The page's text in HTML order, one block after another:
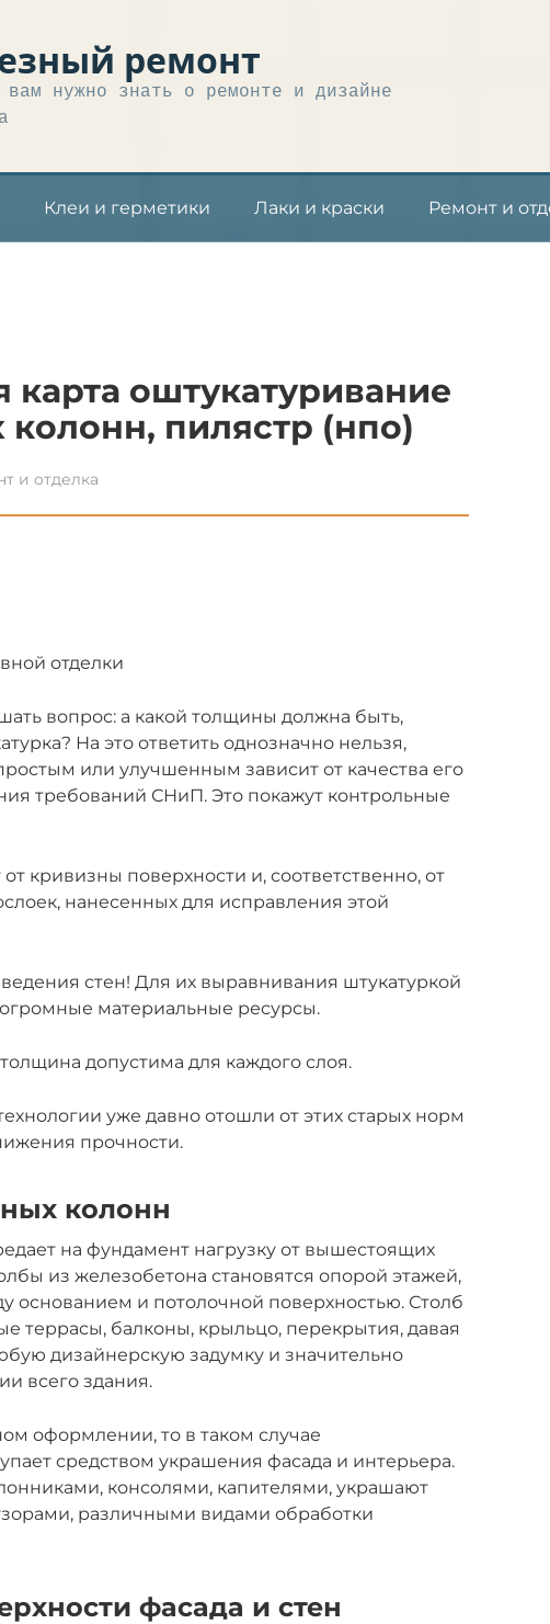
ремонт
нужно знать о ремонте и дизайне
Клеи и герметики Лаки и краски Ремонт и
карта оштукатуривание
пилястр (нпо)
и отделка
отделки
вопрос: а какой толщины должна быть,
На это ответить однозначно нельзя,
или улучшенным зависит от качества его
требований СНиП. Это покажут контрольные
кривизны поверхности и, соответственно, от
нанесенных для исправления этой
стен! Для их выравнивания штукатуркой
огромные материальные ресурсы.
допустима для каждого слоя.
уже давно отошли от этих старых норм
прочности.
колонн
на фундамент нагрузку от вышестоящих
из железобетона становятся опорой этажей,
основанием и потолочной поверхностью. Столб
террасы, балконы, крыльцо, перекрытия, давая
дизайнерскую задумку и значительно
всего здания.
оформлении, то в таком случае
средством украшения фасада и интерьера.
консолями, капителями, украшают
различными видами обработки
фасада и стен